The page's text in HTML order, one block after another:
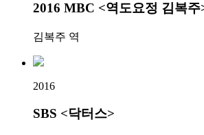
2016 MBC <역도요정 김복주
김복주 역
2016
SBS <닥터스>